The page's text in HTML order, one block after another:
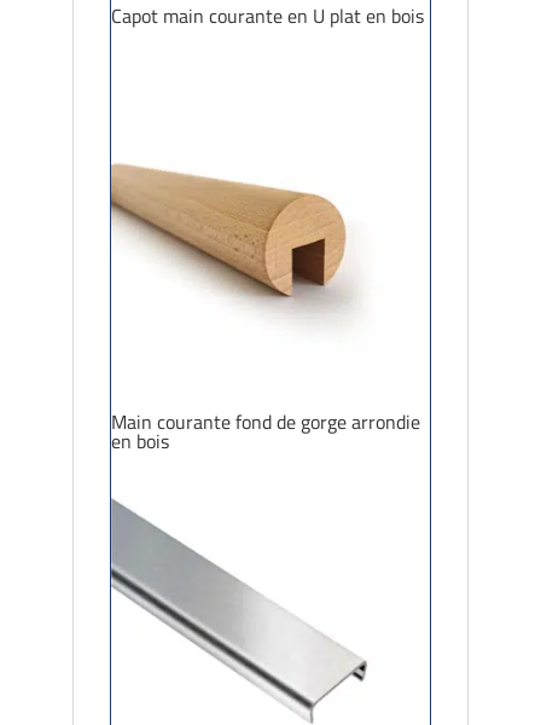
Capot main courante en U plat en bois
Main courante fond de gorge arrondie
en bois